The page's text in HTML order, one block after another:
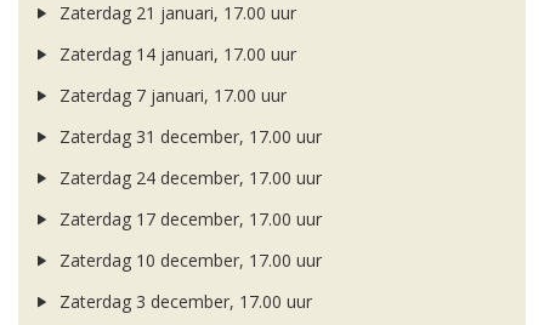
Zaterdag 21 januari, 17.00 uur
Zaterdag 14 januari, 17.00 uur
Zaterdag 7 januari, 17.00 uur
Zaterdag 31 december, 17.00 uur
Zaterdag 24 december, 17.00 uur
Zaterdag 17 december, 17.00 uur
Zaterdag 10 december, 17.00 uur
Zaterdag 3 december, 17.00 uur